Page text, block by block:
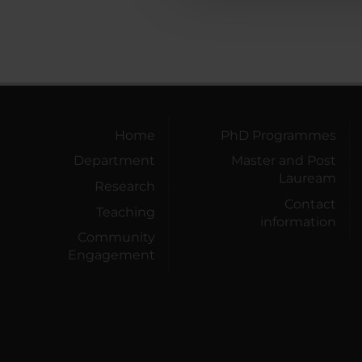
Home
Department
Research
Teaching
Community
Engagement
PhD Programmes
Master and Post
Lauream
Contact
information